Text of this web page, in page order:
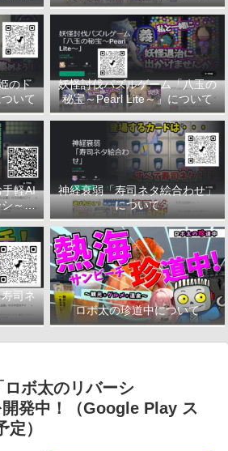
のト
いて
妖怪討伐パズルゲーム「八玉の
秘宝～Pearl Lite～」について
軽AI
～
て
神経衰弱「寿司ネタ絵合わせ」
について
司ネ
ロボ太の珍道中について
ボ太のリバーシ
発中！（Google Play ス
定）